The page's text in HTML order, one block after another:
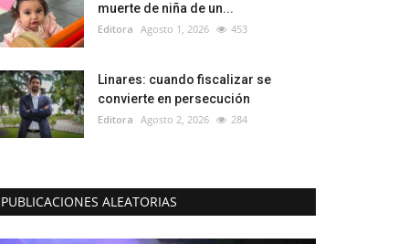
muerte de niña de un...
Editora Agosto 1, 2026 453
Linares: cuando fiscalizar se
convierte en persecución
Editora Agosto 2, 2026 284
PUBLICACIONES ALEATORIAS